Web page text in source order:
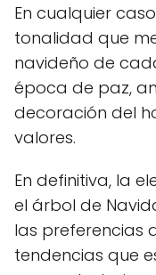
En cualquier
tonalidad que
navideño de
época de paz,
decoración del
valores.
En definitiva, la
el árbol de
las preferencias
tendencias que